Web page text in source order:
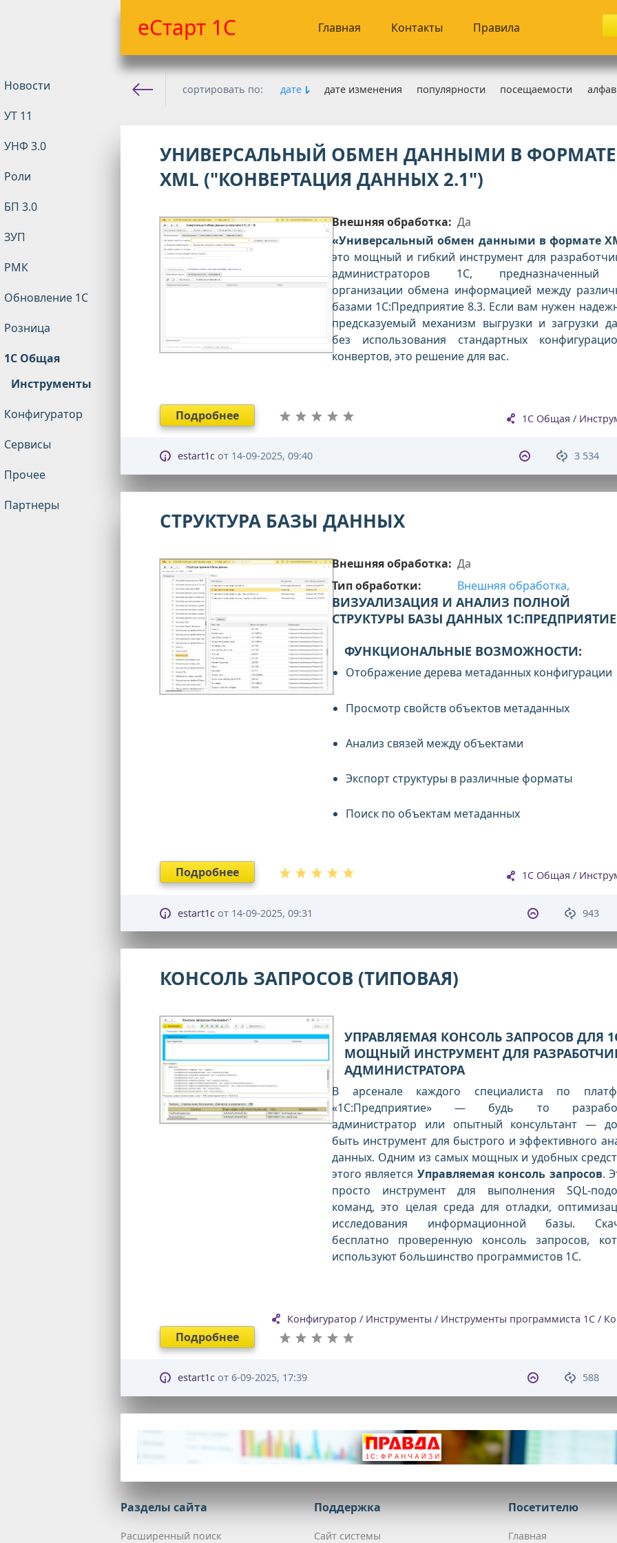
еСтарт 1С Главная Контакты Правила
Новости
УТ 11
УНФ 3.0
Роли
БП 3.0
ЗУП
РМК
Обновление 1С
Розница
1С Общая
Инструменты
Конфигуратор
Сервисы
Прочее
Партнеры
сортировать по: дате дате изменения популярности посещаемости
УНИВЕРСАЛЬНЫЙ ОБМЕН ДАННЫМИ В ФОРМАТЕ
XML ("КОНВЕРТАЦИЯ ДАННЫХ 2.1")
Внешняя обработка: Да
«Универсальный обмен данными в формате
это мощный и гибкий инструмент для
администраторов 1С,
организации обмена информацией между
базами 1С:Предприятие 8.3. Если вам нужен
предсказуемый механизм выгрузки и загрузки
без использования стандартных
конвертов, это решение для вас.
1С Общая /
Подробнее
3 534
estart1cот 14-09-2025, 09:40
СТРУКТУРА БАЗЫ ДАННЫХ
Внешняя обработка: Да
Тип обработки:
Внешняя обработка,
ВИЗУАЛИЗАЦИЯ И АНАЛИЗ ПОЛНОЙ
СТРУКТУРЫ БАЗЫ ДАННЫХ 1С:ПРЕДПРИЯТИЕ
ФУНКЦИОНАЛЬНЫЕ ВОЗМОЖНОСТИ:
Отображение дерева метаданных конфигурации
Просмотр свойств объектов метаданных
Анализ связей между объектами
Экспорт структуры в различные форматы
Поиск по объектам метаданных
1С Общая /
Подробнее
943
estart1cот 14-09-2025, 09:31
КОНСОЛЬ ЗАПРОСОВ (ТИПОВАЯ)
УПРАВЛЯЕМАЯ КОНСОЛЬ ЗАПРОСОВ ДЛЯ
МОЩНЫЙ ИНСТРУМЕНТ ДЛЯ
АДМИНИСТРАТОРА
В арсенале каждого специалиста по
«1С:Предприятие» — будь то
администратор или опытный консультант —
быть инструмент для быстрого и эффективного
данных. Одним из самых мощных и удобных
этого является Управляемая консоль запросов.
просто инструмент для выполнения SQL-
команд, это целая среда для отладки,
исследования информационной базы.
бесплатно проверенную консоль запросов,
используют большинство программистов 1С.
Конфигуратор / Инструменты / Инструменты программиста 1С/
Подробнее
588
estart1cот 6-09-2025, 17:39
Разделы сайта
Расширенный поиск
Поддержка
Сайт системы
Посетителю
Главная